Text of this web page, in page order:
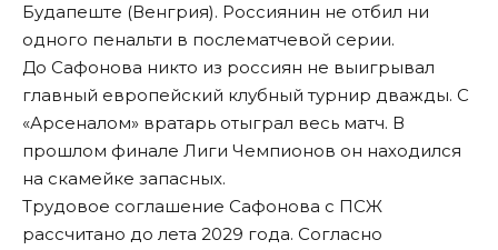
Будапеште (Венгрия). Россиянин не отбил ни
одного пенальти в послематчевой серии.
До Сафонова никто из россиян не выигрывал
главный европейский клубный турнир дважды. С
«Арсеналом» вратарь отыграл весь матч. В
прошлом финале Лиги Чемпионов он находился
на скамейке запасных.
Трудовое соглашение Сафонова с ПСЖ
рассчитано до лета 2029 года. Согласно